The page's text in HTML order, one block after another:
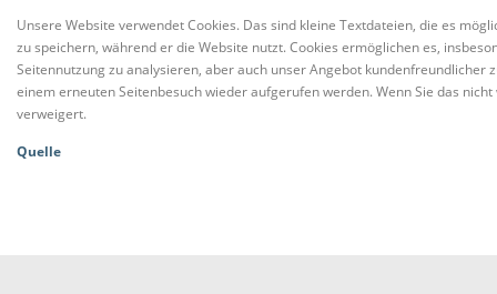
Unsere Website verwendet Cookies. Das sind kleine Textdateien, die es
zu speichern, während er die Website nutzt. Cookies ermöglichen es,
Seitennutzung zu analysieren, aber auch unser Angebot
einem erneuten Seitenbesuch wieder aufgerufen werden. Wenn Sie das
verweigert.
Quelle